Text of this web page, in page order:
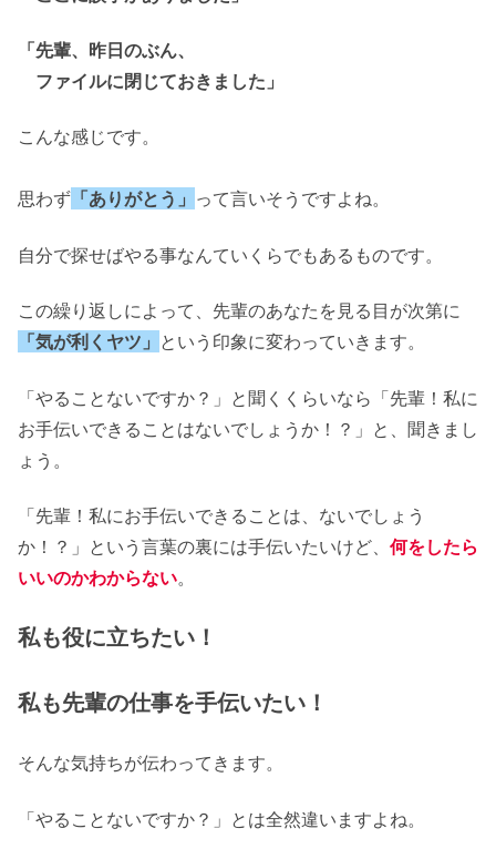
「先輩、昨日のぶん、
ファイルに閉じておきました」
こんな感じです。
思わず 「ありがとう」 って言いそうですよね。
自分で探せばやる事なんていくらでもあるものです。
この繰り返しによって、先輩のあなたを見る目が次第に
「気が利くヤツ」 という印象に変わっていきます。
「やることないですか？」と聞くくらいなら「先輩！私に
お手伝いできることはないでしょうか！？」と、聞きまし
ょう。
「先輩！私にお手伝いできることは、ないでしょう
か！？」という言葉の裏には手伝いたいけど、 何をしたら
いいのかわからない。
私も役に立ちたい！
私も先輩の仕事を手伝いたい！
そんな気持ちが伝わってきます。
「やることないですか？」とは全然違いますよね。